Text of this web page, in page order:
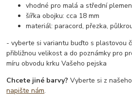
vhodné pro malá a střední
šířka obojku: cca 18 mm
materiál: paracord, přezka,
- vyberte si variantu buďto s plastovou
přibližnou velikost a do poznámky pro
míru obvodu krku Vašeho pejska
Chcete jiné barvy? Vyberte si z
napište nám.